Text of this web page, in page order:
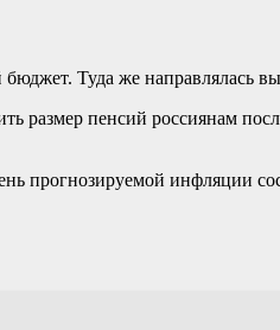
Туда же направлялась
размер пенсий россиянам
прогнозируемой инфляции